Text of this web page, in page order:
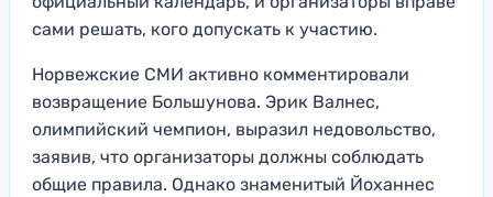
сами решать, кого допускать к участию.
Норвежские СМИ активно комментировали
возвращение Большунова. Эрик Валнес,
олимпийский чемпион, выразил недовольство,
заявив, что организаторы должны соблюдать
общие правила. Однако знаменитый Йоханнес